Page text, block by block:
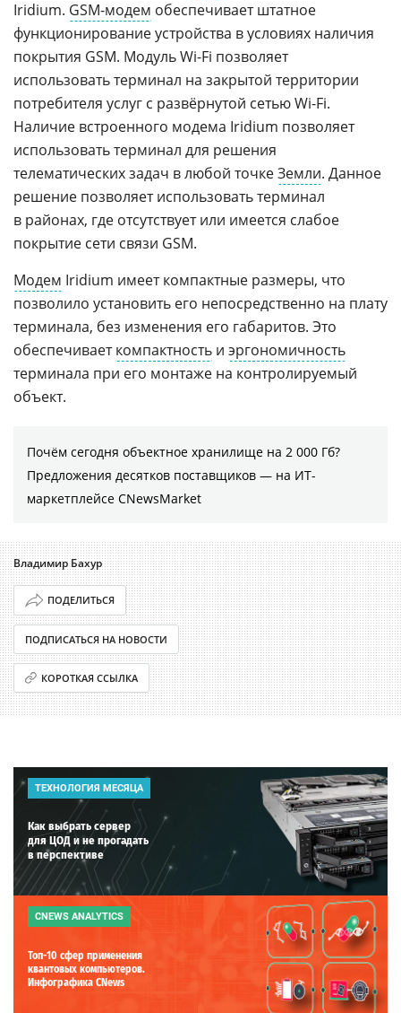
Iridium. GSM-модем обеспечивает штатное
функционирование устройства в условиях наличия
покрытия GSM. Модуль Wi-Fi позволяет
использовать терминал на закрытой территории
потребителя услуг с развёрнутой сетью Wi-Fi.
Наличие встроенного модема Iridium позволяет
использовать терминал для решения
телематических задач в любой точкеЗемли. Данное
решение позволяет использовать терминал
в районах, где отсутствует или имеется слабое
покрытие сети связи GSM.
Модем Iridium имеет компактные размеры, что
позволило установить его непосредственно на плату
терминала, без изменения его габаритов. Это
обеспечиваеткомпактность и эргономичность
терминала при его монтаже на контролируемый
объект.
Почём сегодня объектное хранилище на 2 000 Гб?
Предложения десятков поставщиков ― на ИТ-
маркетплейсе CNewsMarket
Владимир Бахур
ПОДЕЛИТЬСЯ
ПОДПИСАТЬСЯ НА НОВОСТИ
КОРОТКАЯ ССЫЛКА
ТЕХНОЛОГИЯ МЕСЯЦА
Как выбрать сервер
для ЦОД и не прогадать
в перспективе
CNEWS ANALYTICS
Топ-10 сфер применения
квантовых компьютеров.
Инфографика CNews